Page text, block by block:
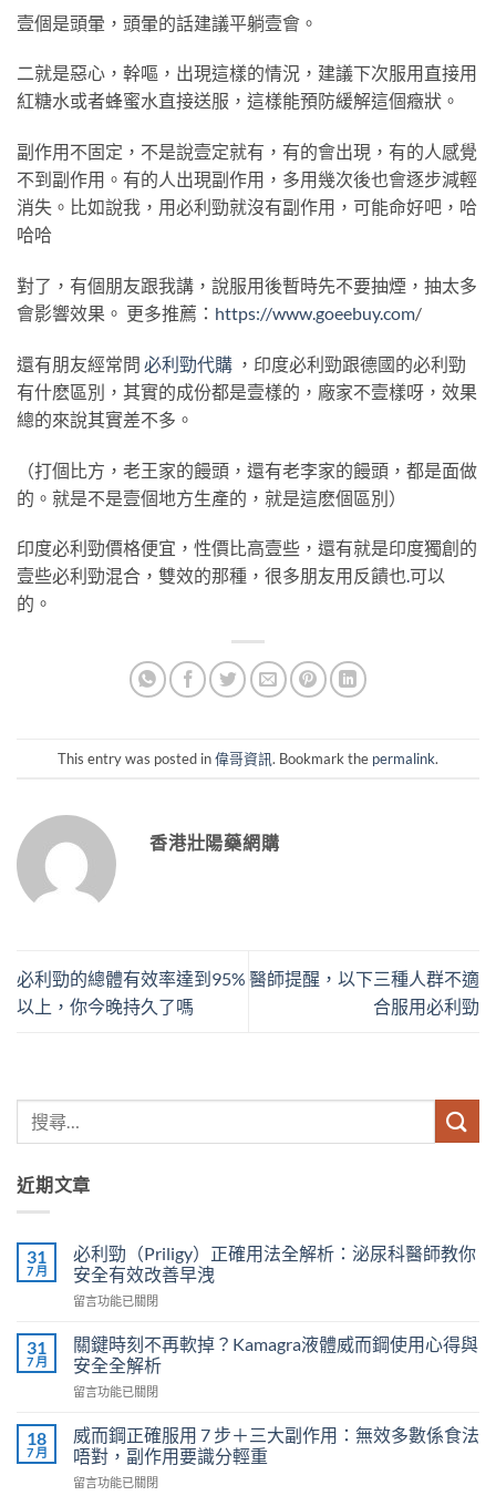
壹個是頭暈，頭暈的話建議平躺壹會。
二就是惡心，幹嘔，出現這樣的情況，建議下次服用直接用
紅糖水或者蜂蜜水直接送服，這樣能預防緩解這個癥狀。
副作用不固定，不是說壹定就有，有的會出現，有的人感覺
不到副作用。有的人出現副作用，多用幾次後也會逐步減輕
消失。比如說我，用必利勁就沒有副作用，可能命好吧，哈
哈哈
對了，有個朋友跟我講，說服用後暫時先不要抽煙，抽太多
會影響效果。 更多推薦： https://www.goeebuy.com/
還有朋友經常問 必利勁代購 ，印度必利勁跟德國的必利勁
有什麽區別，其實的成份都是壹樣的，廠家不壹樣呀，效果
總的來說其實差不多。
（打個比方，老王家的饅頭，還有老李家的饅頭，都是面做
的。就是不是壹個地方生產的，就是這麽個區別）
印度必利勁價格便宜，性價比高壹些，還有就是印度獨創的
壹些必利勁混合，雙效的那種，很多朋友用反饋也.可以
的。
This entry was posted in偉哥資訊. Bookmark the permalink.
香港壯陽藥網購
必利勁的總體有效率達到95%
以上，你今晚持久了嗎
醫師提醒，以下三種人群不適
合服用必利勁
近期文章
31
7 月
必利勁（Priligy）正確用法全解析：泌尿科醫師教你
安全有效改善早洩
在
利
勁
（Priligy）
正
用
法
全
解
留言功能已關閉
31
7 月
關鍵時刻不再軟掉？Kamagra液體威而鋼使用心得與
安全全解析
在
鍵
時
刻
不
留言功能已關閉
18
7 月
威而鋼正確服用 7 步＋三大副作用：無效多數係食法
唔對，副作用要識分輕重
在
留言功能已關閉